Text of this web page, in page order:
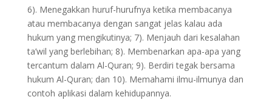
6). Menegakkan huruf-hurufnya ketika membacanya
atau membacanya dengan sangat jelas kalau ada
hukum yang mengikutinya; 7). Menjauh dari kesalahan
ta’wil yang berlebihan; 8). Membenarkan apa-apa yang
tercantum dalam Al-Quran; 9). Berdiri tegak bersama
hukum Al-Quran; dan 10). Memahami ilmu-ilmunya dan
contoh aplikasi dalam kehidupannya.